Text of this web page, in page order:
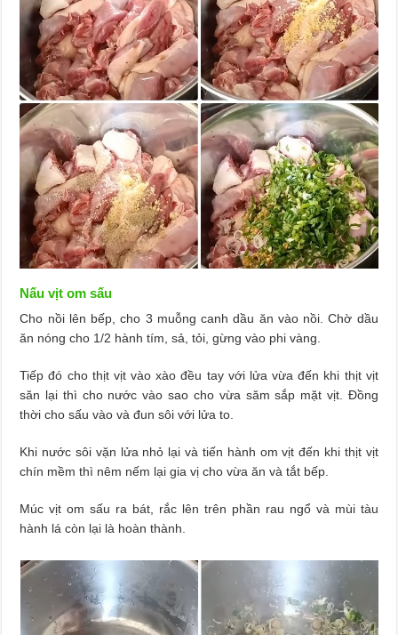
Nấu vịt om sấu
Cho nồi lên bếp, cho 3 muỗng canh dầu ăn vào nồi. Chờ dầu
ăn nóng cho 1/2 hành tím, sả, tỏi, gừng vào phi vàng.
Tiếp đó cho thịt vịt vào xào đều tay với lửa vừa đến khi thịt vịt
săn lại thì cho nước vào sao cho vừa săm sắp mặt vịt. Đồng
thời cho sấu vào và đun sôi với lửa to.
Khi nước sôi vặn lửa nhỏ lại và tiến hành om vịt đến khi thịt vịt
chín mềm thì nêm nếm lại gia vị cho vừa ăn và tắt bếp.
Múc vịt om sấu ra bát, rắc lên trên phần rau ngổ và mùi tàu
hành lá còn lại là hoàn thành.